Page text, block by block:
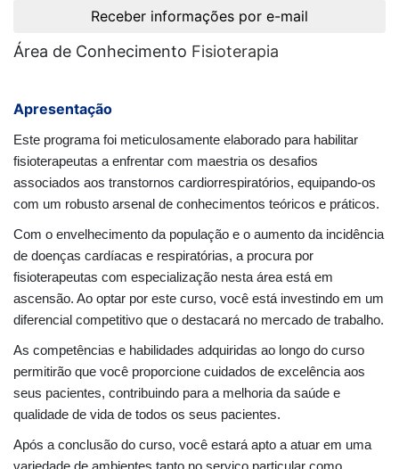
Receber informações por e-mail
Área de Conhecimento Fisioterapia
Apresentação
Este programa foi meticulosamente elaborado para habilitar
fisioterapeutas a enfrentar com maestria os desafios
associados aos transtornos cardiorrespiratórios, equipando-os
com um robusto arsenal de conhecimentos teóricos e práticos.
Com o envelhecimento da população e o aumento da incidência
de doenças cardíacas e respiratórias, a procura por
fisioterapeutas com especialização nesta área está em
ascensão. Ao optar por este curso, você está investindo em um
diferencial competitivo que o destacará no mercado de trabalho.
As competências e habilidades adquiridas ao longo do curso
permitirão que você proporcione cuidados de excelência aos
seus pacientes, contribuindo para a melhoria da saúde e
qualidade de vida de todos os seus pacientes.
Após a conclusão do curso, você estará apto a atuar em uma
variedade de ambientes tanto no serviço particular como